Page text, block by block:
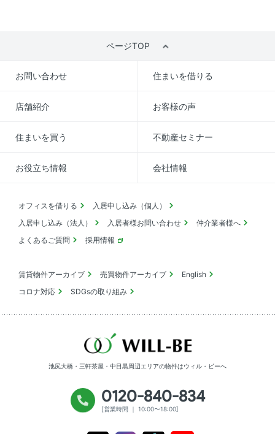
ページTOP
お問い合わせ 住まいを借りる
店舗紹介 お客様の声
住まいを買う 不動産セミナー
お役立ち情報 会社情報
オフィスを借りる
入居申し込み（個人）
入居申し込み（法人）
入居者様お問い合わせ
仲介業者様へ
よくあるご質問
採用情報
賃貸物件アーカイブ 売買物件アーカイブ
English
コロナ対応
SDGsの取り組み
池尻大橋・三軒茶屋・中目黒周辺エリアの物件はウィル・ビーへ
0120-840-834
[営業時間 ｜ 10:00〜18:00]